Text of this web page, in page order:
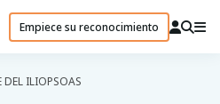
Empiece su reconocimiento
DEL ILIOPSOAS